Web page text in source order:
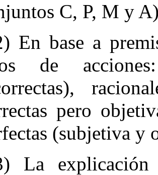
C, P, M y
En base a
de acciones:
pero
(subjetiva y
La explicación